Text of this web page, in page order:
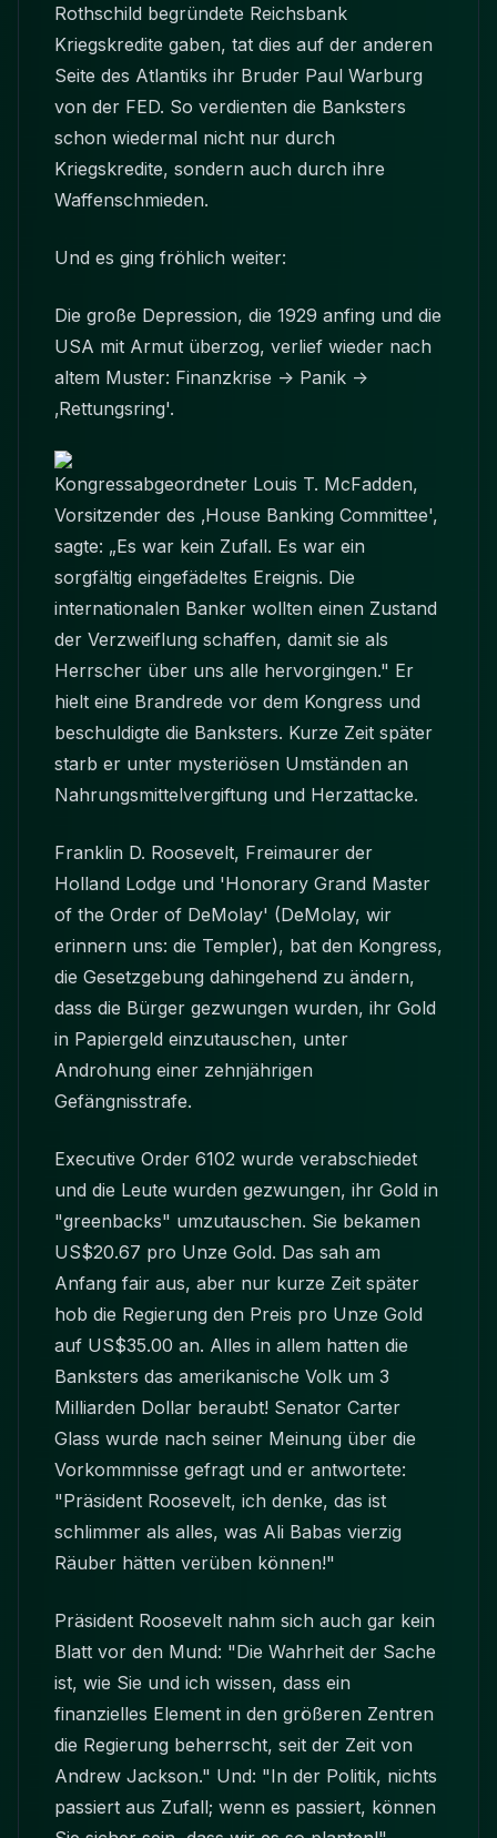
Rothschild begründete Reichsbank
Kriegskredite gaben, tat dies auf der anderen
Seite des Atlantiks ihr Bruder Paul Warburg
von der FED. So verdienten die Banksters
schon wiedermal nicht nur durch
Kriegskredite, sondern auch durch ihre
Waffenschmieden.
Und es ging fröhlich weiter:
Die große Depression, die 1929 anfing und die
USA mit Armut überzog, verlief wieder nach
altem Muster: Finanzkrise -> Panik ->
‚Rettungsring'.
Kongressabgeordneter Louis T. McFadden,
Vorsitzender des ‚House Banking Committee',
sagte: „Es war kein Zufall. Es war ein
sorgfältig eingefädeltes Ereignis. Die
internationalen Banker wollten einen Zustand
der Verzweiflung schaffen, damit sie als
Herrscher über uns alle hervorgingen." Er
hielt eine Brandrede vor dem Kongress und
beschuldigte die Banksters. Kurze Zeit später
starb er unter mysteriösen Umständen an
Nahrungsmittelvergiftung und Herzattacke.
Franklin D. Roosevelt, Freimaurer der
Holland Lodge und 'Honorary Grand Master
of the Order of DeMolay' (DeMolay, wir
erinnern uns: die Templer), bat den Kongress,
die Gesetzgebung dahingehend zu ändern,
dass die Bürger gezwungen wurden, ihr Gold
in Papiergeld einzutauschen, unter
Androhung einer zehnjährigen
Gefängnisstrafe.
Executive Order 6102 wurde verabschiedet
und die Leute wurden gezwungen, ihr Gold in
"greenbacks" umzutauschen. Sie bekamen
US$20.67 pro Unze Gold. Das sah am
Anfang fair aus, aber nur kurze Zeit später
hob die Regierung den Preis pro Unze Gold
auf US$35.00 an. Alles in allem hatten die
Banksters das amerikanische Volk um 3
Milliarden Dollar beraubt! Senator Carter
Glass wurde nach seiner Meinung über die
Vorkommnisse gefragt und er antwortete:
"Präsident Roosevelt, ich denke, das ist
schlimmer als alles, was Ali Babas vierzig
Räuber hätten verüben können!"
Präsident Roosevelt nahm sich auch gar kein
Blatt vor den Mund: "Die Wahrheit der Sache
ist, wie Sie und ich wissen, dass ein
finanzielles Element in den größeren Zentren
die Regierung beherrscht, seit der Zeit von
Andrew Jackson." Und: "In der Politik, nichts
passiert aus Zufall; wenn es passiert, können